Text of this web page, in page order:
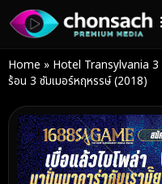
Home » Hotel Transylvania 3
ร้อน 3 ซัมเมอร์หฤหรรษ์ (2018)